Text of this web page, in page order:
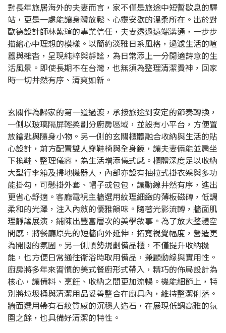
對長年旅居海外的夫妻而言，家不僅是旅途中短暫歇息的驛
站，更是一處能讓身體放鬆、心靈安歇的溫柔所在。出於對
歐德設計師林紫瑄的專業信任，夫妻透過遠端溝通，一步步
描繪心中理想的模樣。以簡約淡雅日系風格，過濾生活的喧
囂與雜沓，呈現純粹與靜謐，為日常添上一分閒適詩意的生
活風景。即使長期不在台灣，也無須為整理清潔費神，回家
時一切井然有序、清爽如新。
玄關作為歸家的第一道過渡，承接旅途到安定的節奏轉換，
一側以玻璃隔屏輕柔劃分廚房區域，並設有小平台，方便置
放鑰匙與隨身小物。另一側的玄關櫃體融合收納與生活的貼
心設計，前方配置雙人穿鞋椅與全身鏡，讓夫妻倆能並肩坐
下換鞋、整理儀容，為生活增添儀式感。櫃體深度足以收納
大型行李箱及掃地機器人，內部亦設有抽拉式掛衣架與多功
能掛勾，可懸掛外套、帽子或包包，讓動線井然有序，進出
更省心舒適。客廳電視主牆選用紋理細緻的薄板磁磚，低調
柔和的光澤，注入內斂的優雅韻味。隨著光影流轉，牆面肌
理靜謐展演，鋪陳出豐富層次的美學敘事。為了放大整體空
間感，將餐廳原先的短牆向外延伸，拓寬視覺幅度，營造更
為開闊的氛圍。另一側順勢規劃備品櫃，不僅提升收納機
能，也方便日常通往衛浴時取用備品，兼顧動線與實用性。
廚房將多年來習慣的美式餐廚形式帶入，精巧的佈局設計為
核心，讓備料、烹飪、收納之間更加流暢。機能細節上，特
別將垃圾桶與清潔用品妥善整合在廚具內，維持整潔俐落。
牆面選用帶有石紋質感的沉穩人造石，在展現低調高雅的氛
圍之餘，也具備好清潔的特性。